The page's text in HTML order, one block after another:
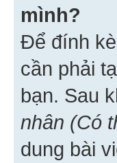
mình?
Để đính
cần phải
bạn. Sau
nhân (Có
dung bài